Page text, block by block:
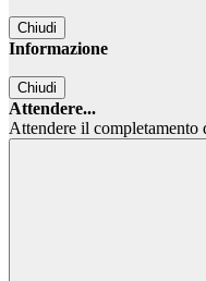
Chiudi
Informazione
Chiudi
Attendere...
Attendere il completamento